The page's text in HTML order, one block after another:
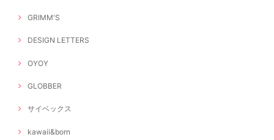
GRIMM'S
DESIGN LETTERS
OYOY
GLOBBER
サイベックス
kawaii&born